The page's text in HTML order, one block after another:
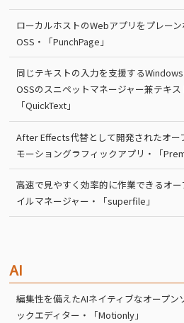
ローカルホストのWebアプリをプレー
OSS・「PunchPage」
同じテキストの入力を支援する
OSSのスニペットマネージャー兼テキス
「QuickText」
After Effects代替として開発されたオー
モーショングラフィックアプリ・「
高速で見やすく効率的に作業できるオ
イルマネージャー・「superfile」
AI
編集性を備えたAIネイティブなオープン
ックエディター・「Motionly」